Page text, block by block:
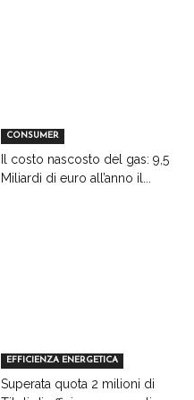
CONSUMER
Il costo nascosto del gas: 9,5
Miliardi di euro all’anno il...
EFFICIENZA ENERGETICA
Superata quota 2 milioni di